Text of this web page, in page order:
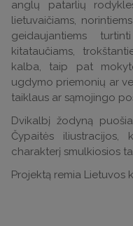
anglų patarlių
lietuvaičiams,
geidaujantiems
kitataučiams,
kalba, taip pat
ugdymo priemonių ar
taiklaus ar sąmojingo
Dvikalbį žodyną
Čypaitės iliustracijos,
charakterį smulkiosios
Projektą remia Lietuvos